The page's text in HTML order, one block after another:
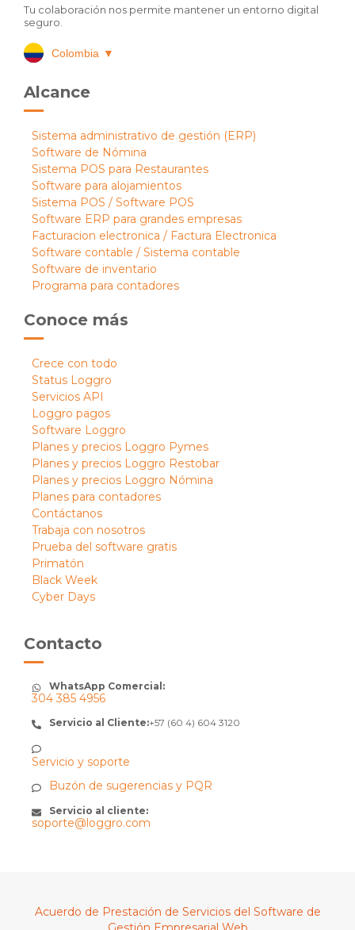
Tu colaboración nos permite mantener un entorno digital
seguro.
Colombia ▼
Alcance
Sistema administrativo de gestión (ERP)
Software de Nómina
Sistema POS para Restaurantes
Software para alojamientos
Sistema POS / Software POS
Software ERP para grandes empresas
Facturacion electronica / Factura Electronica
Software contable / Sistema contable
Software de inventario
Programa para contadores
Conoce más
Crece con todo
Status Loggro
Servicios API
Loggro pagos
Software Loggro
Planes y precios Loggro Pymes
Planes y precios Loggro Restobar
Planes y precios Loggro Nómina
Planes para contadores
Contáctanos
Trabaja con nosotros
Prueba del software gratis
Primatón
Black Week
Cyber Days
Contacto
WhatsApp Comercial:
304 385 4956
Servicio al Cliente:+57 (60 4) 604 3120
Servicio y soporte
Buzón de sugerencias y PQR
Servicio al cliente:
soporte@loggro.com
Acuerdo de Prestación de Servicios del Software de